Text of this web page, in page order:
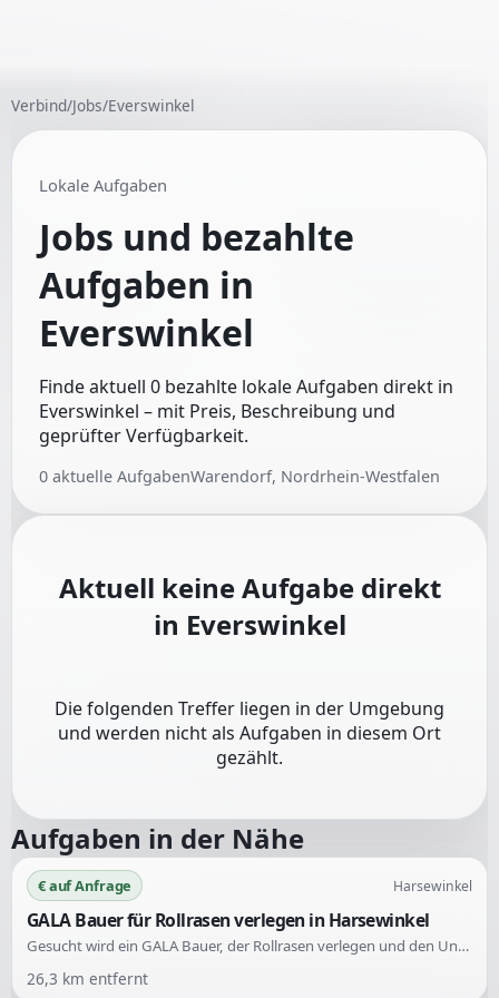
Verbind/Jobs/Everswinkel
Lokale Aufgaben
Jobs und bezahlte
Aufgaben in
Everswinkel
Finde aktuell 0 bezahlte lokale Aufgaben direkt in
Everswinkel – mit Preis, Beschreibung und
geprüfter Verfügbarkeit.
0 aktuelle AufgabenWarendorf, Nordrhein-Westfalen
Aktuell keine Aufgabe direkt
in Everswinkel
Die folgenden Treffer liegen in der Umgebung
und werden nicht als Aufgaben in diesem Ort
gezählt.
Aufgaben in der Nähe
€ auf Anfrage Harsewinkel
GALA Bauer für Rollrasen verlegen in Harsewinkel
Gesucht wird ein GALA Bauer, der Rollrasen verlegen und den Untergrund bearbeiten kann. Fotos der Fläche sind vorhanden.
26,3 km entfernt